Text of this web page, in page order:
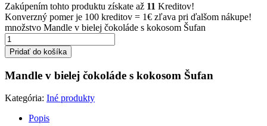
Zakúpením tohto produktu získate až 11 Kreditov!
Konverzný pomer je 100 kreditov = 1€ zľava pri ďalšom nákupe!
množstvo Mandle v bielej čokoláde s kokosom Šufan
Pridať do košíka
Mandle v bielej čokoláde s kokosom Šufan
Kategória: Iné produkty
Popis